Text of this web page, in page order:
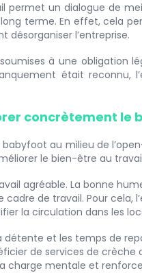
un dialogue de
terme. En effet, cela
désorganiser l’entreprise.
à une obligation
était reconnu,
concrètement le
au milieu de
le bien-être au
agréable. La bonne
de travail. Pour cela,
la circulation dans les
et les temps de
de services de crèche
charge mentale et